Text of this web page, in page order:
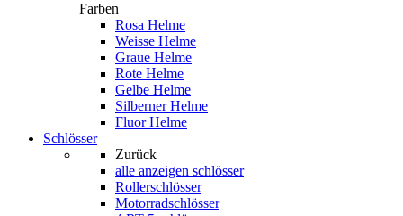
Farben
Rosa Helme
Weisse Helme
Graue Helme
Rote Helme
Gelbe Helme
Silberner Helme
Fluor Helme
Schlösser
Zurück
alle anzeigen schlösser
Rollerschlösser
Motorradschlösser